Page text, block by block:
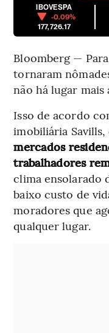
IBOVESPA
-0.09%
177,726.17
Bloomberg —
tornaram
não há lugar
Isso de acordo
imobiliária
mercados
trabalhadores
clima ensolarado
baixo custo de
moradores que
qualquer lugar.